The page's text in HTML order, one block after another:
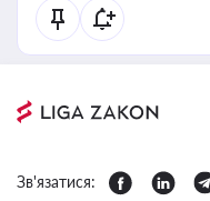
Зв'язатися: